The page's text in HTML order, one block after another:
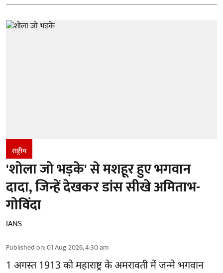
राष्ट्रीय
'शोला जो भड़के' से मशहूर हुए भगवान
दादा, जिन्हें देखकर डांस सीखे अमिताभ-
गोविंदा
IANS
Published on:01 Aug 2026, 4:30 am
1 अगस्त 1913 को महाराष्ट्र के अमरावती में जन्मे भगवान